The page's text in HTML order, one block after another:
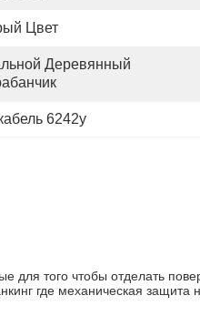
Цвет
Деревянный
6242y
для того чтобы отделать
где механическая защита